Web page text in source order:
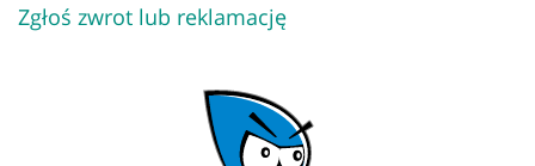
Zgłoś zwrot lub reklamację